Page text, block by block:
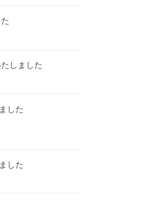
しました
した
した